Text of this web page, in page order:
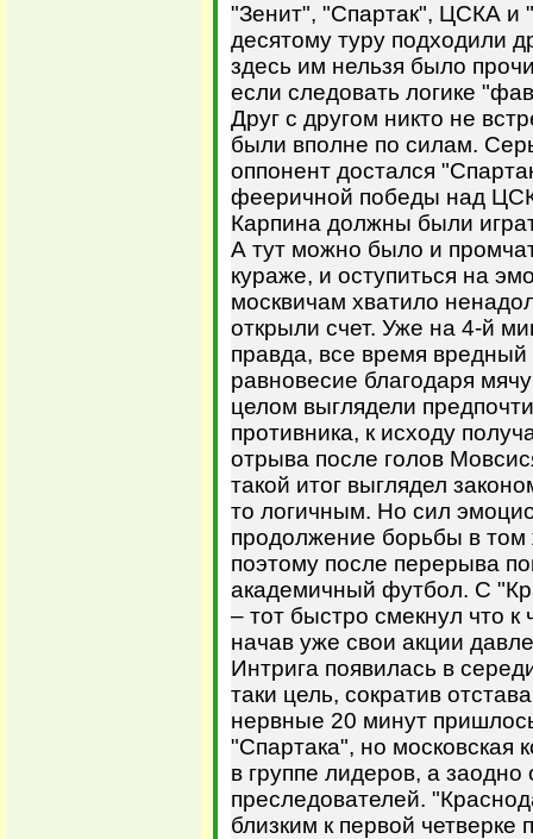
"Зенит", "Спартак", ЦСКА и
десятому туру подходили
здесь им нельзя было
если следовать логике
Друг с другом никто не
были вполне по силам.
оппонент достался
фееричной победы над
Карпина должны были
А тут можно было и
кураже, и оступиться на
москвичам хватило
открыли счет. Уже на 4-й
правда, все время
равновесие благодаря
целом выглядели
противника, к исходу
отрыва после голов
такой итог выглядел
то логичным. Но сил
продолжение борьбы в
поэтому после перерыва
академичный футбол. С
– тот быстро смекнул что
начав уже свои акции
Интрига появилась в
таки цель, сократив
нервные 20 минут
"Спартака", но московская
в группе лидеров, а
преследователей.
близким к первой четверке